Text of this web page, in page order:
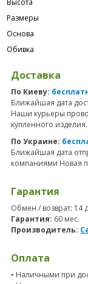
Высота
Размеры
Основа
Обивка
Доставка
По Киеву:
Ближайшая дата
Наши курьеры
купленного изделия.
По Украине:
Ближайшая дата
компаниями Новая
Гарантия
Обмен / возврат: 14
Гарантия: 60 мес.
Производитель:
Оплата
• Наличными при